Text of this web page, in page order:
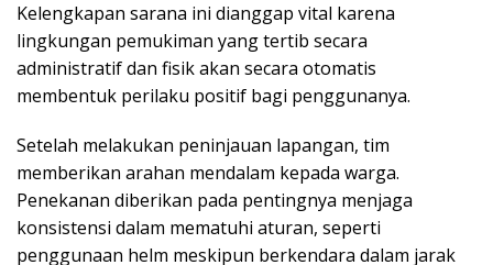
Kelengkapan sarana ini dianggap vital karena
lingkungan pemukiman yang tertib secara
administratif dan fisik akan secara otomatis
membentuk perilaku positif bagi penggunanya.
Setelah melakukan peninjauan lapangan, tim
memberikan arahan mendalam kepada warga.
Penekanan diberikan pada pentingnya menjaga
konsistensi dalam mematuhi aturan, seperti
penggunaan helm meskipun berkendara dalam jarak